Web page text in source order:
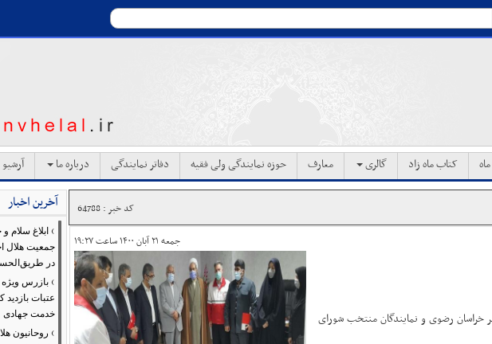
کتاب ماه زاد گالری معارف حوزه نمایندگی ولی فقیه دفاتر نمایندگی درباره ما آرشیو
کد خبر : 64788
خراسان رضوی و نمایندگان منتخب شورای
جمعه ۲۱ آبان ۱۴۰۰ ساعت ۱۹:۲۷
آخرین اخبار
› ابلاغ سلام
جمعیت هلال
در
› بازرس ویژه
عتبات
خدمت جهادی
› روحانیون